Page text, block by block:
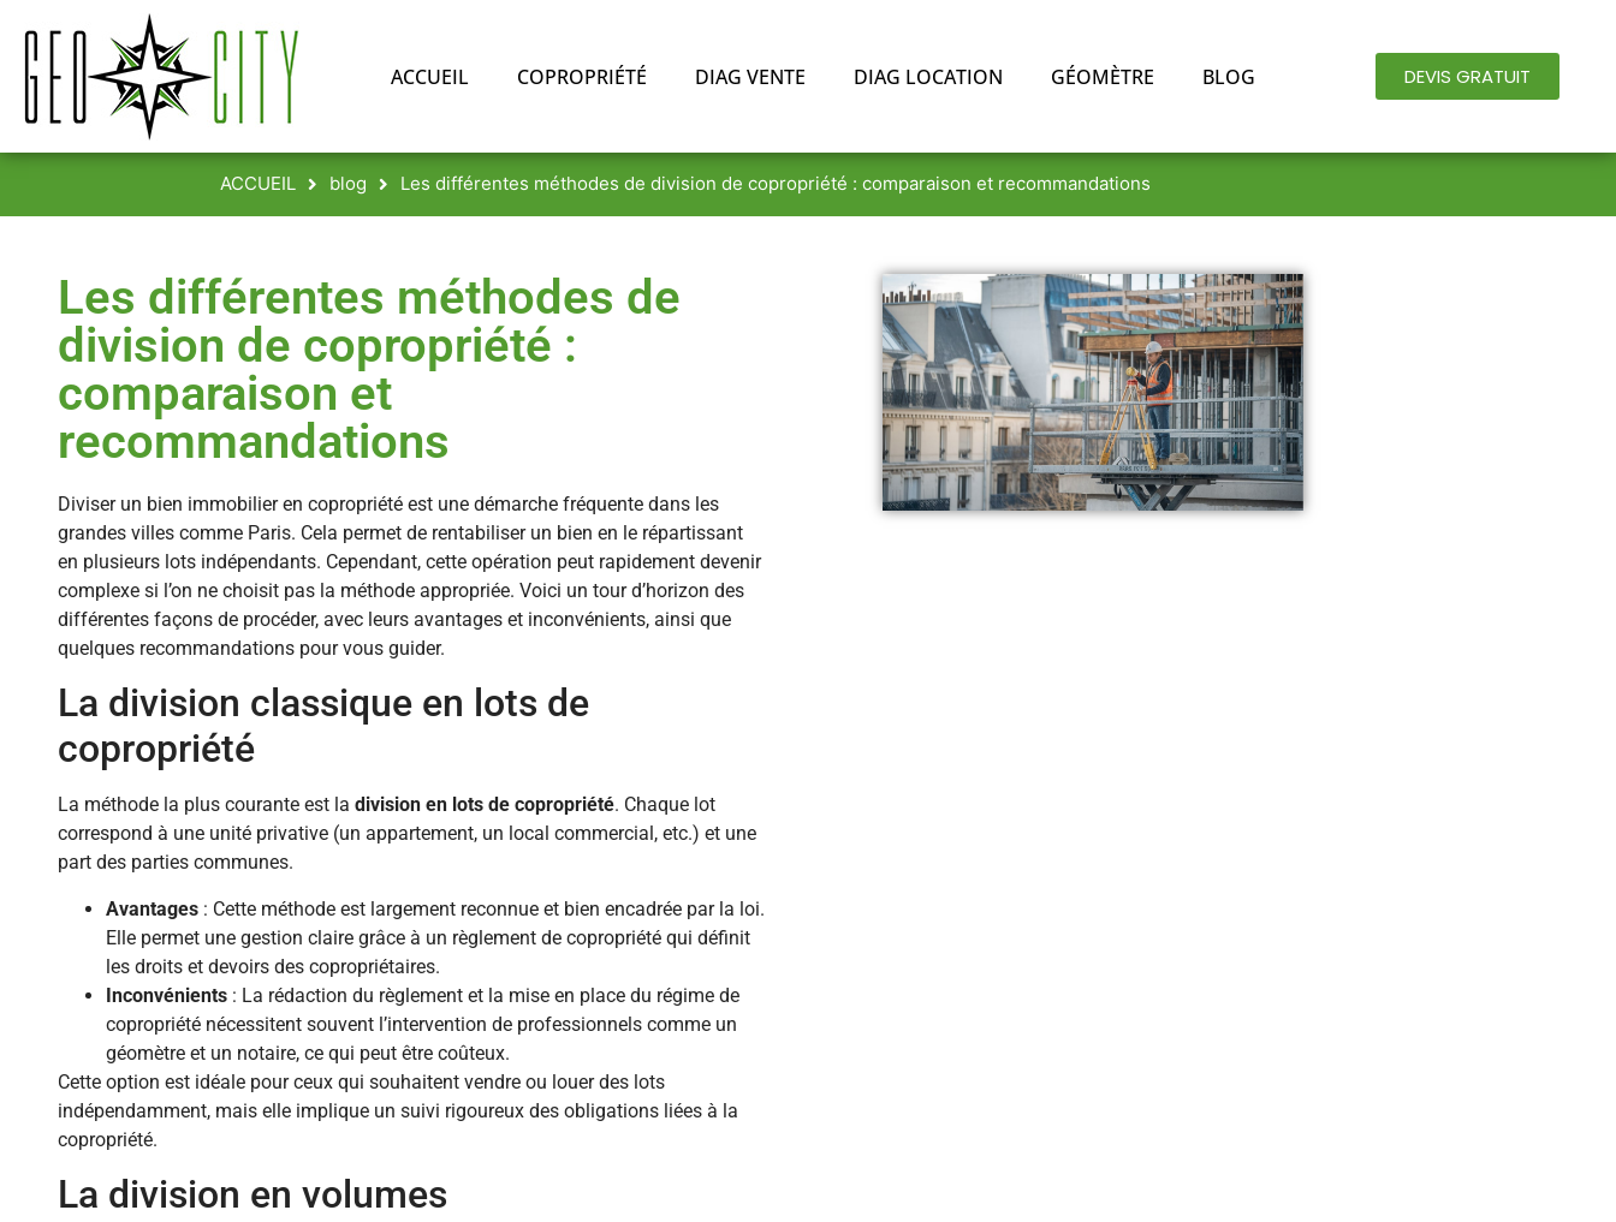
ACCUEIL COPROPRIÉTÉ DIAG VENTE DIAG LOCATION GÉOMÈTRE BLOG DEVIS GRATUIT
ACCUEIL blog Les différentes méthodes de division de copropriété : comparaison et recommandations
Les différentes méthodes de
division de copropriété :
comparaison et
recommandations
Diviser un bien immobilier en copropriété est une démarche fréquente dans les
grandes villes comme Paris. Cela permet de rentabiliser un bien en le répartissant
en plusieurs lots indépendants. Cependant, cette opération peut rapidement devenir
complexe si l’on ne choisit pas la méthode appropriée. Voici un tour d’horizon des
différentes façons de procéder, avec leurs avantages et inconvénients, ainsi que
quelques recommandations pour vous guider.
La division classique en lots de
copropriété
La méthode la plus courante est la division en lots de copropriété. Chaque lot
correspond à une unité privative (un appartement, un local commercial, etc.) et une
part des parties communes.
Avantages : Cette méthode est largement reconnue et bien encadrée par la loi.
Elle permet une gestion claire grâce à un règlement de copropriété qui définit
les droits et devoirs des copropriétaires.
Inconvénients : La rédaction du règlement et la mise en place du régime de
copropriété nécessitent souvent l’intervention de professionnels comme un
géomètre et un notaire, ce qui peut être coûteux.
Cette option est idéale pour ceux qui souhaitent vendre ou louer des lots
indépendamment, mais elle implique un suivi rigoureux des obligations liées à la
copropriété.
La division en volumes